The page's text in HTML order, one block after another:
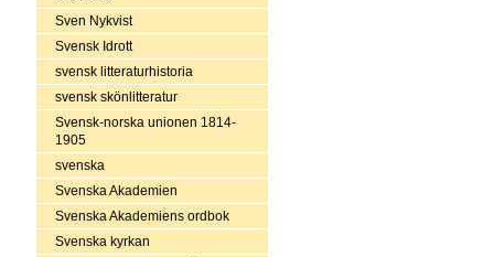
Sven Nykvist
Svensk Idrott
svensk litteraturhistoria
svensk skönlitteratur
Svensk-norska unionen 1814-
1905
svenska
Svenska Akademien
Svenska Akademiens ordbok
Svenska kyrkan